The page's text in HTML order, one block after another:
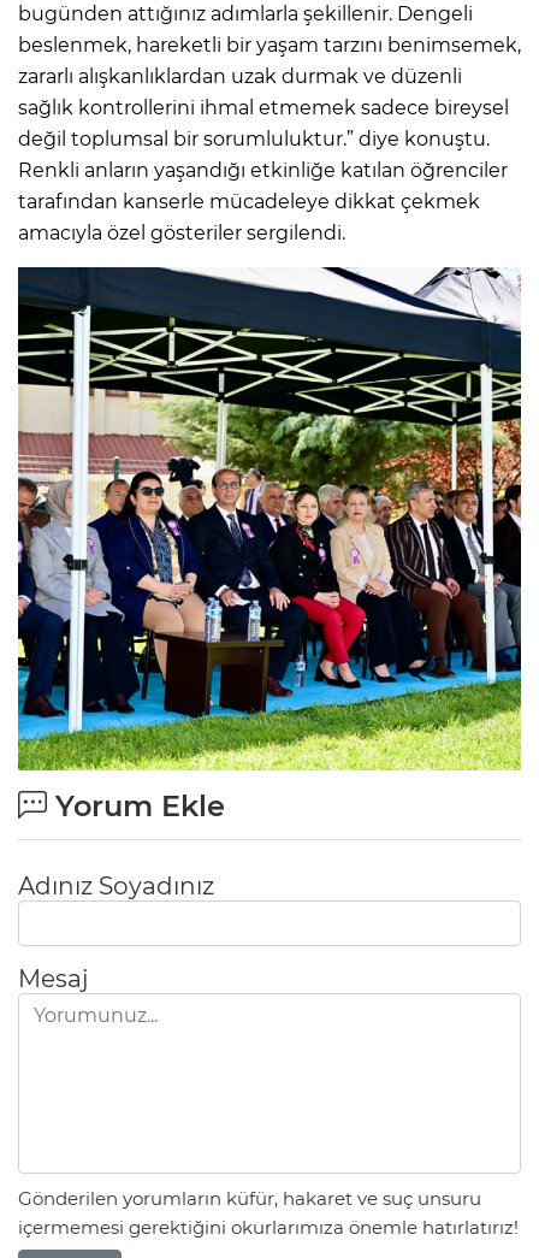
bugünden attığınız adımlarla şekillenir. Dengeli
beslenmek, hareketli bir yaşam tarzını benimsemek,
zararlı alışkanlıklardan uzak durmak ve düzenli
sağlık kontrollerini ihmal etmemek sadece bireysel
değil toplumsal bir sorumluluktur.” diye konuştu.
Renkli anların yaşandığı etkinliğe katılan öğrenciler
tarafından kanserle mücadeleye dikkat çekmek
amacıyla özel gösteriler sergilendi.
Yorum Ekle
Adınız Soyadınız
Mesaj
Gönderilen yorumların küfür, hakaret ve suç unsuru
içermemesi gerektiğini okurlarımıza önemle hatırlatırız!